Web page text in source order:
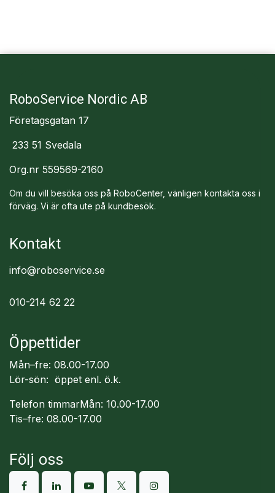
RoboService Nordic AB
Företagsgatan 17
233 51 Svedala
Org.nr 559569-2160
Om du vill besöka oss på RoboCenter, vänligen kontakta oss i
förväg. Vi är ofta ute på kundbesök.
Kontakt
info@roboservice.se
010-214 62 22
Öppettider
Mån–fre: 08.00-17.00
Lör-sön: öppet enl. ö.k.
Telefon timmarMån: 10.00-17.00
Tis–fre: 08.00-17.00
Följ oss